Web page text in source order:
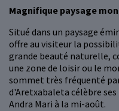
Magnifique paysage
Situé dans un paysage
offre au visiteur la
grande beauté naturelle,
une zone de loisir ou le
sommet très fréquenté
d'Aretxabaleta célèbre
Andra Mari à la mi-août.